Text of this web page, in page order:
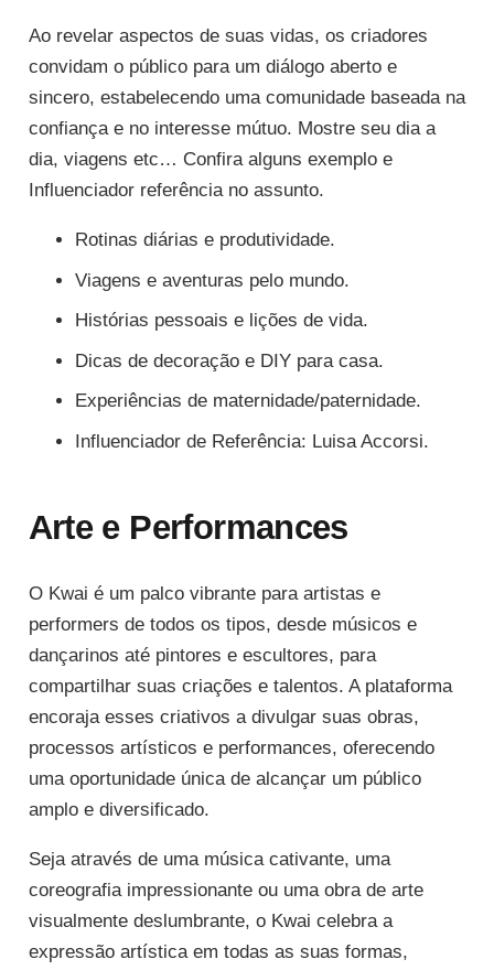
Ao revelar aspectos de suas vidas, os criadores
convidam o público para um diálogo aberto e
sincero, estabelecendo uma comunidade baseada na
confiança e no interesse mútuo. Mostre seu dia a
dia, viagens etc… Confira alguns exemplo e
Influenciador referência no assunto.
Rotinas diárias e produtividade.
Viagens e aventuras pelo mundo.
Histórias pessoais e lições de vida.
Dicas de decoração e DIY para casa.
Experiências de maternidade/paternidade.
Influenciador de Referência: Luisa Accorsi.
Arte e Performances
O Kwai é um palco vibrante para artistas e
performers de todos os tipos, desde músicos e
dançarinos até pintores e escultores, para
compartilhar suas criações e talentos. A plataforma
encoraja esses criativos a divulgar suas obras,
processos artísticos e performances, oferecendo
uma oportunidade única de alcançar um público
amplo e diversificado.
Seja através de uma música cativante, uma
coreografia impressionante ou uma obra de arte
visualmente deslumbrante, o Kwai celebra a
expressão artística em todas as suas formas,